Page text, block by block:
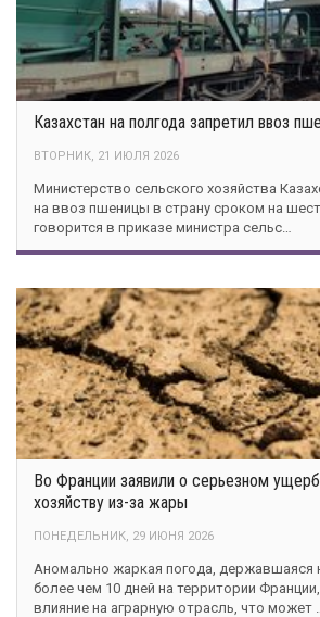
Казахстан на полгода запретил ввоз
ВТОРНИК, 21 ИЮЛЯ 2026
Министерство сельского хозяйства
на ввоз пшеницы в страну сроком на
говорится в приказе министра сельс…
Во Франции заявили о серьезном
хозяйству из-за жары
ПОНЕДЕЛЬНИК, 29 ИЮНЯ 2026
Аномально жаркая погода, державшаяся
более чем 10 дней на территории
влияние на аграрную отрасль, что может …